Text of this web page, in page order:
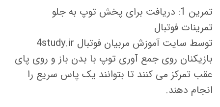
تمرین 1: دریافت برای پخش توپ به جلو
تمرینات فوتبال
توسط سایت آموزش مربیان فوتبال 4study.ir
بازیکنان روی جمع آوری توپ با بدن باز و روی پای
عقب تمرکز می کنند تا بتوانند یک پاس سریع را
انجام دهند.